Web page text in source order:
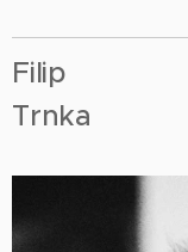
Filip
Trnka